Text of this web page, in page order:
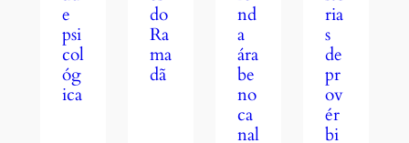
e
psi
col
óg
ica
do
Ra
ma
dã
nd
a
ára
be
no
ca
nal
ria
s
de
pr
ov
ér
bi